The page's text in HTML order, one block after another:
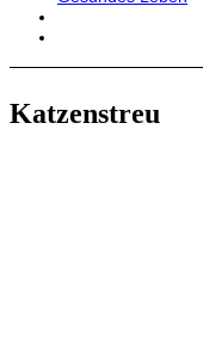
Katzenstreu